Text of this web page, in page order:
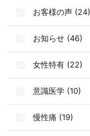
お客様の声 (24)
お知らせ (46)
女性特有 (22)
意識医学 (10)
慢性痛 (19)